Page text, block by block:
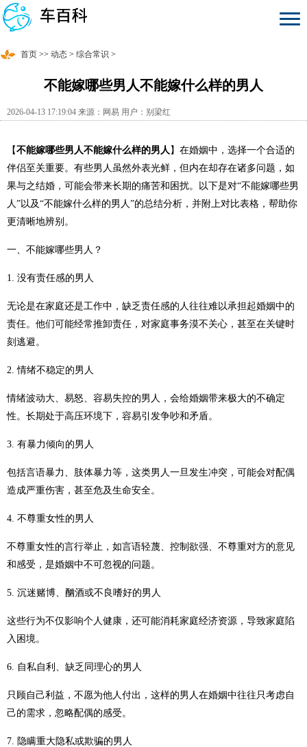
首页 >> 动态 > 综合常识 >
不能嫁哪些男人不能嫁什么样的男人
2026-04-13 17:19:04 来源：网易 用户：别梁红
【不能嫁哪些男人不能嫁什么样的男人 】在婚姻中，选择一个合适的
伴侣至关重要。有些男人虽然外表光鲜，但内在却存在诸多问题，如
果与之结婚，可能会带来长期的痛苦和困扰。以下是对“不能嫁哪些男
人”以及“不能嫁什么样的男人”的总结分析，并附上对比表格，帮助你
更清晰地辨别。
一、不能嫁哪些男人？
1. 没有责任感的男人
无论是在家庭还是工作中，缺乏责任感的人往往难以承担起婚姻中的
责任。他们可能经常推卸责任，对家庭事务漠不关心，甚至在关键时
刻逃避。
2. 情绪不稳定的男人
情绪波动大、易怒、容易失控的男人，会给婚姻带来极大的不确定
性。长期处于高压环境下，容易引发争吵和矛盾。
3. 有暴力倾向的男人
包括言语暴力、肢体暴力等，这类男人一旦发生冲突，可能会对配偶
造成严重伤害，甚至危及生命安全。
4. 不尊重女性的男人
不尊重女性的言行举止，如言语轻蔑、控制欲强、不尊重对方的意见
和感受，是婚姻中不可忽视的问题。
5. 沉迷赌博、酗酒或不良嗜好的男人
这些行为不仅影响个人健康，还可能消耗家庭经济资源，导致家庭陷
入困境。
6. 自私自利、缺乏同理心的男人
只顾自己利益，不愿为他人付出，这样的男人在婚姻中往往只考虑自
己的需求，忽略配偶的感受。
7. 隐瞒重大隐私或欺骗的男人